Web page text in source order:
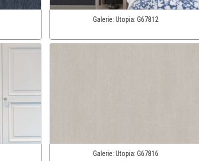
Galerie:Utopia:G67812
Galerie:Utopia:G67816